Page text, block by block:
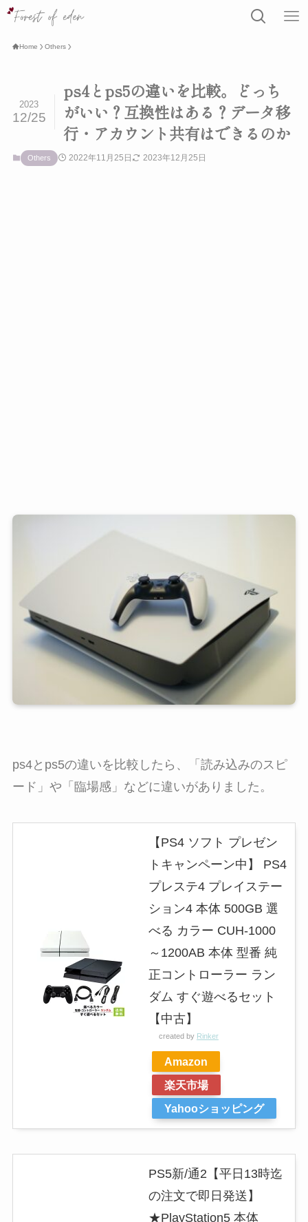
Home Others
ps4とps5の違いを比較。どっち
がいい？互換性はある？データ移
行・アカウント共有はできるのか
2023
12/25
Others 2022年11月25日 2023年12月25日
ps4とps5の違いを比較したら、「読み込みのスピ
ード」や「臨場感」などに違いがありました。
【PS4 ソフト プレゼン
トキャンペーン中】 PS4
プレステ4 プレイステー
ション4 本体 500GB 選
べる カラー CUH-1000
～1200AB 本体 型番 純
正コントローラー ラン
ダム すぐ遊べるセット
【中古】
created by Rinker
Amazon
楽天市場
Yahooショッピング
PS5新/通2【平日13時迄
の注文で即日発送】
★PlayStation5 本体